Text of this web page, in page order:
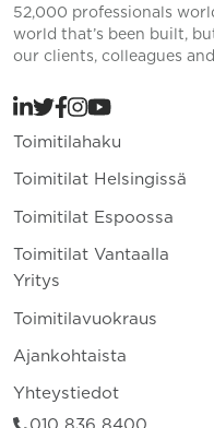
52,000 professionals
world that’s been built,
our clients, colleagues
Toimitilahaku
Toimitilat Helsingissä
Toimitilat Espoossa
Toimitilat Vantaalla
Yritys
Toimitilavuokraus
Ajankohtaista
Yhteystiedot